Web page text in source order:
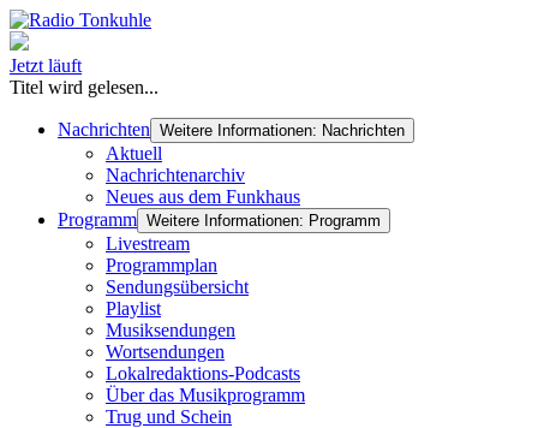
Jetzt läuft
Titel wird gelesen...
Nachrichten Weitere Informationen: Nachrichten
Aktuell
Nachrichtenarchiv
Neues aus dem Funkhaus
Programm Weitere Informationen: Programm
Livestream
Programmplan
Sendungsübersicht
Playlist
Musiksendungen
Wortsendungen
Lokalredaktions-Podcasts
Über das Musikprogramm
Trug und Schein